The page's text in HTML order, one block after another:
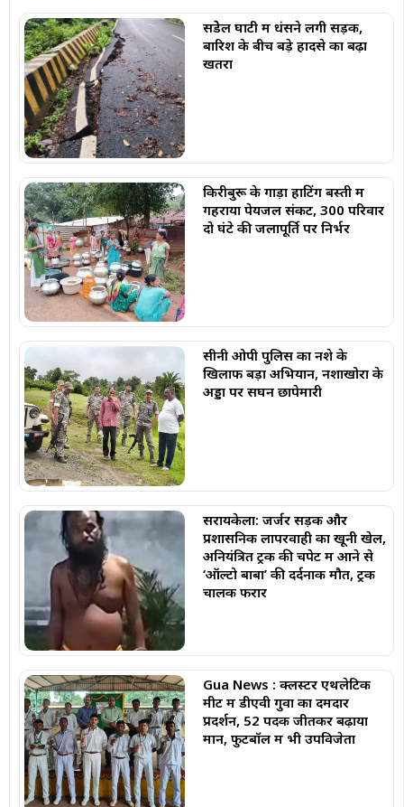
सेंडेेल घाटी में धंसने लगी सड़क,
बारिश के बीच बड़े हादसे का बढ़ा
खतरा
किरीबुरू के गाड़ा हाटिंग बस्ती में
गहराया पेयजल संकट, 300 परिवार
दो घंटे की जलापूर्ति पर निर्भर
सीनी ओपी पुलिस का नशे के
खिलाफ बड़ा अभियान, नशाखोरों के
अड्डों पर सघन छापेमारी
सरायकेला: जर्जर सड़क और
प्रशासनिक लापरवाही का खूनी खेल,
अनियंत्रित ट्रक की चपेट में आने से
‘ऑल्टो बाबा’ की दर्दनाक मौत, ट्रक
चालक फरार
Gua News : क्लस्टर एथलेटिक
मीट में डीएवी गुवा का दमदार
प्रदर्शन, 52 पदक जीतकर बढ़ाया
मान, फुटबॉल में भी उपविजेता